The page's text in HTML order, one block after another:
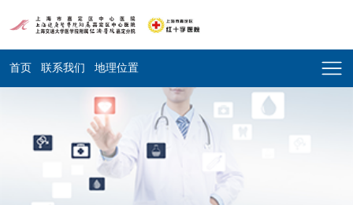
首页 联系我们 地理位置